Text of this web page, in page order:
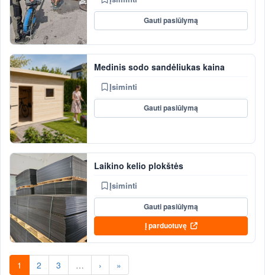
Gauti pasiūlymą
Medinis sodo sandėliukas kaina
Įsiminti
Gauti pasiūlymą
Laikino kelio plokštės
Įsiminti
Gauti pasiūlymą
Į parduotuvę
1 2 3 … › »